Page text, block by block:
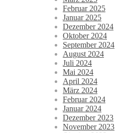
Februar 2025
Januar 2025
Dezember 2024
Oktober 2024
September 2024
August 2024
Juli 2024
Mai 2024
April 2024
März 2024
Februar 2024
Januar 2024
Dezember 2023
November 2023